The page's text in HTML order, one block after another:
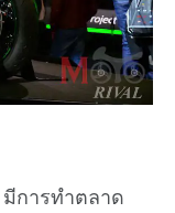
มีการทำตลาด